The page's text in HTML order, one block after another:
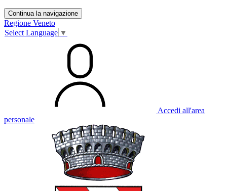
Continua la navigazione
Regione Veneto
Select Language ▼
Accedi all'area
personale